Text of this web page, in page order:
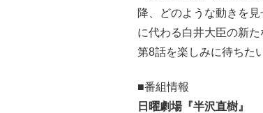
降、どのような動きを
に代わる白井大臣の新
第8話を楽しみに待ちたい
■番組情報
日曜劇場『半沢直樹』